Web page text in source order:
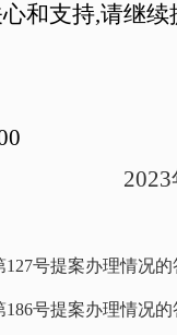
和支持,请继续
2023
号提案办理情况的
号提案办理情况的